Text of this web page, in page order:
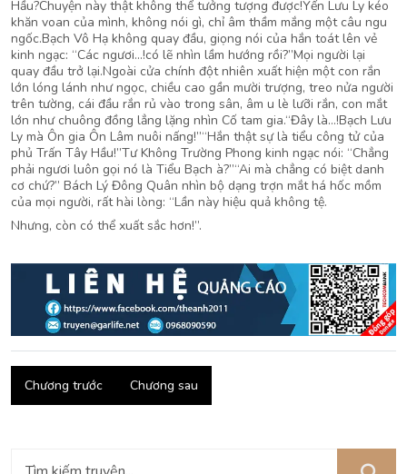
Hầu?Chuyện này thật không thể tưởng tượng được!Yến Lưu Ly kéo
khăn voan của mình, không nói gì, chỉ âm thầm mắng một câu ngu
ngốc.Bạch Vô Hạ không quay đầu, giọng nói của hắn toát lên vẻ
kinh ngạc: “Các ngươi…!có lẽ nhìn lầm hướng rồi?”Mọi người lại
quay đầu trở lại.Ngoài cửa chính đột nhiên xuất hiện một con rắn
lớn lóng lánh như ngọc, chiều cao gần mười trượng, treo nửa người
trên tường, cái đầu rắn rủ vào trong sân, âm u lè lưỡi rắn, con mắt
lớn như chuông đồng lẳng lặng nhìn Cố tam gia.“Đây là…!Bạch Lưu
Ly mà Ôn gia Ôn Lâm nuôi nấng!”“Hắn thật sự là tiểu công tử của
phủ Trấn Tây Hầu!”Tư Không Trường Phong kinh ngạc nói: “Chẳng
phải ngươi luôn gọi nó là Tiểu Bạch à?”“Ai mà chẳng có biệt danh
cơ chứ?” Bách Lý Đông Quân nhìn bộ dạng trợn mắt há hốc mồm
của mọi người, rất hài lòng: “Lần này hiệu quả không tệ.
Nhưng, còn có thể xuất sắc hơn!”.
Chương trước Chương sau